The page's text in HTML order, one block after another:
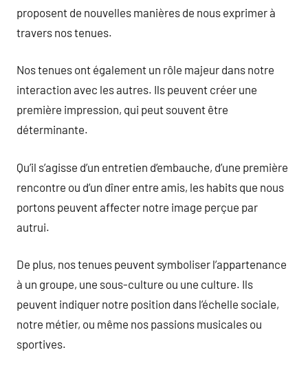
proposent de nouvelles manières de nous exprimer à
travers nos tenues.
Nos tenues ont également un rôle majeur dans notre
interaction avec les autres. Ils peuvent créer une
première impression, qui peut souvent être
déterminante.
Qu’il s’agisse d’un entretien d’embauche, d’une première
rencontre ou d’un dîner entre amis, les habits que nous
portons peuvent affecter notre image perçue par
autrui.
De plus, nos tenues peuvent symboliser l’appartenance
à un groupe, une sous-culture ou une culture. Ils
peuvent indiquer notre position dans l’échelle sociale,
notre métier, ou même nos passions musicales ou
sportives.